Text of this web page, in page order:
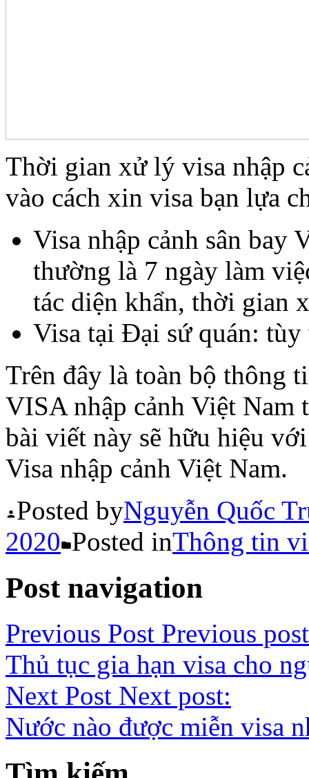
Thời gian xử lý visa nhập
vào cách xin visa bạn lựa
Visa nhập cảnh sân
thường là 7 ngày làm
tác diện khẩn, thời gian
Visa tại Đại sứ quán: tùy
Trên đây là toàn bộ thông
VISA nhập cảnh Việt Nam
bài viết này sẽ hữu hiệu
Visa nhập cảnh Việt Nam.
Posted byNguyễn Quốc
2020 Posted inThông tin
Post navigation
Previous Post Previous
Thủ tục gia hạn visa cho
Next Post Next post:
Nước nào được miễn visa